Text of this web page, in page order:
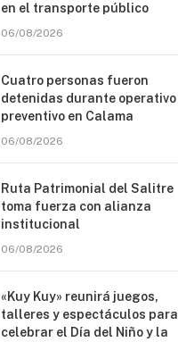
en el transporte público
06/08/2026
Cuatro personas fueron
detenidas durante operativo
preventivo en Calama
06/08/2026
Ruta Patrimonial del Salitre
toma fuerza con alianza
institucional
06/08/2026
«Kuy Kuy» reunirá juegos,
talleres y espectáculos para
celebrar el Día del Niño y la